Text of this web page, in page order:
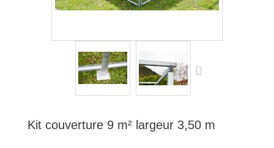
Kit couverture 9 m² largeur 3,50 m